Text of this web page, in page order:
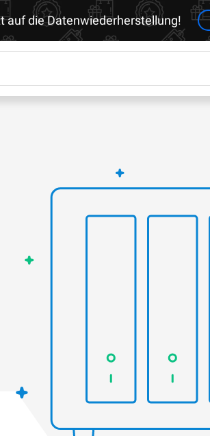
auf die Datenwiederherstellung!